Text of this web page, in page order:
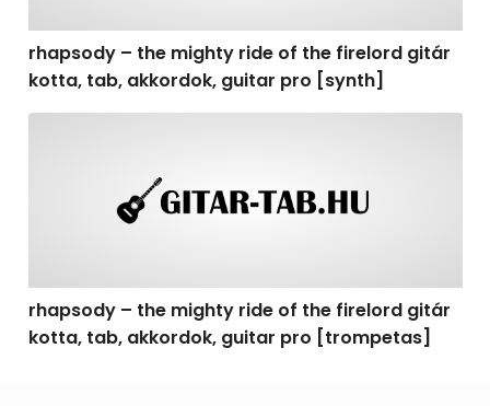
rhapsody – the mighty ride of the firelord gitár
kotta, tab, akkordok, guitar pro [synth]
rhapsody – the mighty ride of the firelord gitár
kotta, tab, akkordok, guitar pro [trompetas]